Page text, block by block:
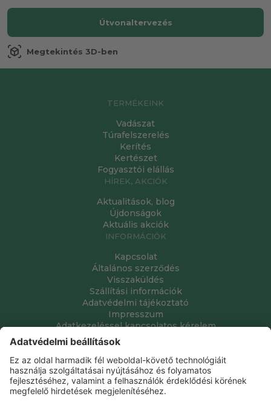
Útvonaltervezés
view_in_ar Megtekintés 3D-ben
TERMÉKEINK
Vadászat
Túrafelszerelés
Kerítés
Kertészet
Fogyasztói elállás
HÍREK, AKCIÓK
Aktualitások, blog
Újdonságok
Aktuális akciók
INFORMÁCIÓK
Kapcsolat
Általános szerződés
Visszaküldés
Szállítási információk
Adatvédelmi tájékoztató
Impresszum
Adatkezeléssel kapcsolatos kérelem